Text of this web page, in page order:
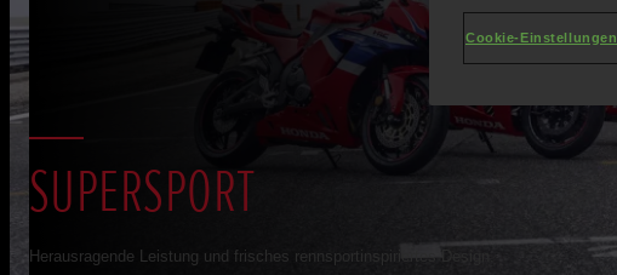
SUPERSPORT
Herausragende Leistung und frisches rennsportinspiriertes Design.
Cookie-Einstellungen